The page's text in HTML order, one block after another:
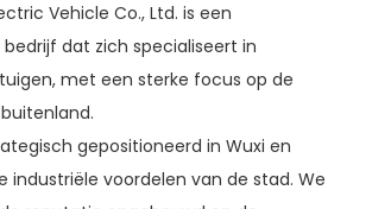
Vehicle Co., Ltd. is een
dat zich specialiseert in
met een sterke focus op de
gepositioneerd in Wuxi en
industriële voordelen van de stad. We